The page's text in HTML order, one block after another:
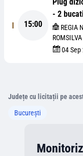
15:00
- 2
REGIA
04 Sep
Județe cu licitații pe
București